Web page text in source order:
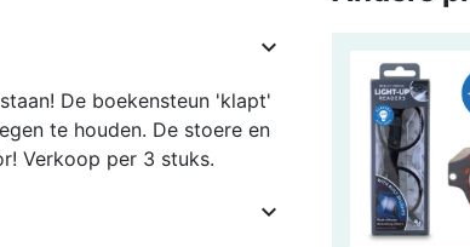

De boekensteun 'klapt'
te houden. De stoere en
Verkoop per 3 stuks.
